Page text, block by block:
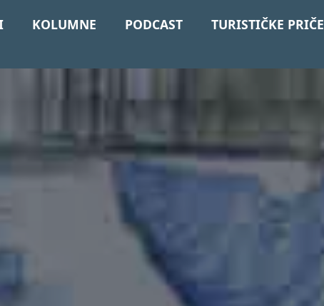
KOLUMNE PODCAST
TURISTIČKE PRIČE